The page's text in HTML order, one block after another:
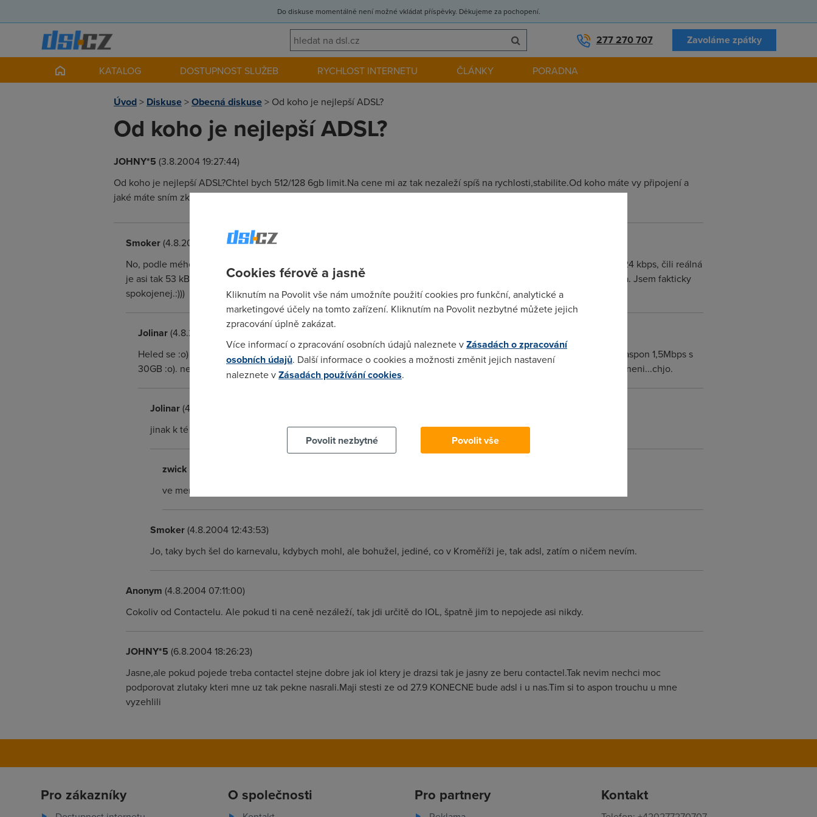
Do diskuse momentálně není možné vkládat příspěvky. Děkujeme za pochopení.
277 270 707 Zavoláme zpátky
KATALOG DOSTUPNOST SLUŽEB RYCHLOST INTERNETU ČLÁNKY PORADNA
Úvod> Diskuse>Obecná diskuse> Od koho je nejlepší ADSL?
Od koho je nejlepší ADSL?
JOHNY*5 (3.8.2004 19:27:44)
Od koho je nejlepší ADSL?Chtel bych 512/128 6gb limit.Na cene mi az tak nezaleží spíš na rychlosti,stabilite.Od koho máte vy připojení a
jaké máte sním zkušenosti a rychlosti(ping,rychlost stahování)
Smoker(4.8.2004 01:23:34)
No, podle mého je nejlepší internet broadband od iol 6 gb limit za 1019 Kč bez dph, rychlost mám přes den pořád na 424 kbps, čili reálná
je asi tak 53 kB/s a pingy mám 30 - 35 ms, takže prostě lepší adsl jsem si nemohl přát. Před tím u gts 1,5 kB/s, katastrofa. Jsem fakticky
spokojenej.:)))
Jolinar(4.8.2004 09:12:55)
Heled se :o) nevychvaluj tolik ten telecom a jeho iol zas...kdyby byly co k čemu a nabídli propojení tak už tu mame aspon 1,5Mbps s
30GB :o). ne, to asi nebudeme mít nikdy...takže zpět do reality :o). Tak rád bych si pořidil ten Karneval 2Mpbs!!!:o( A neni...chjo.
Jolinar(4.8.2004 09:13:50)
jinak k té rychlost, fakt je asi nejlepší IOL od telecomu.....
zwick
ve menších městech je dobrej Bluetone
Smoker(4.8.2004 12:43:53)
Jo, taky bych šel do karnevalu, kdybych mohl, ale bohužel, jediné, co v Kroměříži je, tak adsl, zatím o ničem nevím.
Anonym (4.8.2004 07:11:00)
Cokoliv od Contactelu. Ale pokud ti na ceně nezáleží, tak jdi určitě do IOL, špatně jim to nepojede asi nikdy.
JOHNY*5 (6.8.2004 18:26:23)
Jasne,ale pokud pojede treba contactel stejne dobre jak iol ktery je drazsi tak je jasny ze beru contactel.Tak nevim nechci moc
podporovat zlutaky kteri mne uz tak pekne nasrali.Maji stesti ze od 27.9 KONECNE bude adsl i u nas.Tim si to aspon trouchu u mne
vyzehlili
Pro zákazníky O společnosti Pro partnery Kontakt
Cookies férově a jasně
Kliknutím na Povolit vše nám umožníte použití cookies pro funkční, analytické a
marketingové účely na tomto zařízení. Kliknutím na Povolit nezbytné můžete jejich
zpracování úplně zakázat.
Více informací o zpracování osobních údajů naleznete vZásadách o zpracování
osobních údajů. Další informace o cookies a možnosti změnit jejich nastavení
naleznete vZásadách používání cookies.
Povolit nezbytné
Povolit vše